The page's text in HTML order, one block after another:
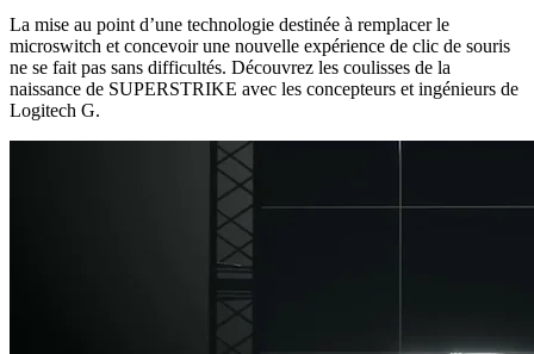
La mise au point d’une technologie destinée à remplacer le
microswitch et concevoir une nouvelle expérience de clic de souris
ne se fait pas sans difficultés. Découvrez les coulisses de la
naissance de SUPERSTRIKE avec les concepteurs et ingénieurs de
Logitech G.